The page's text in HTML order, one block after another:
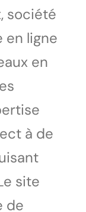
société
en ligne
en
à de
site
de